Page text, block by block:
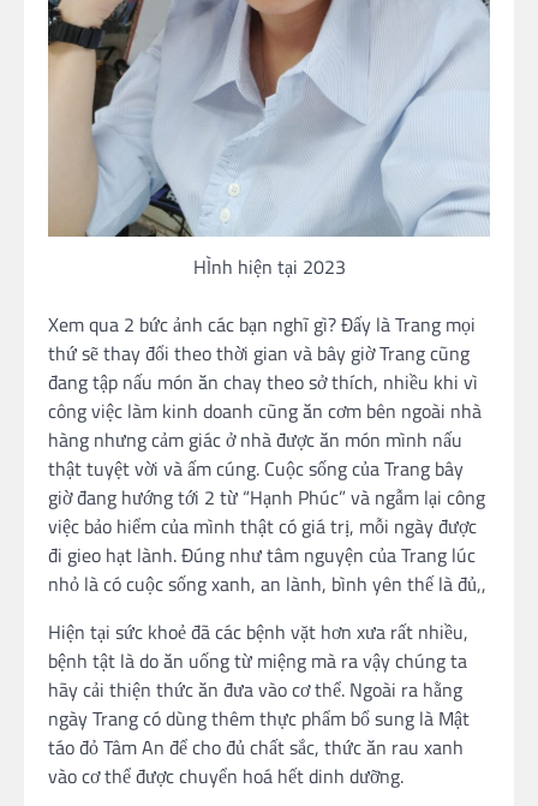
HÌnh hiện tại 2023
Xem qua 2 bức ảnh các bạn nghĩ gì? Đấy là Trang mọi
thứ sẽ thay đổi theo thời gian và bây giờ Trang cũng
đang tập nấu món ăn chay theo sở thích, nhiều khi vì
công việc làm kinh doanh cũng ăn cơm bên ngoài nhà
hàng nhưng cảm giác ở nhà được ăn món mình nấu
thật tuyệt vời và ấm cúng. Cuộc sống của Trang bây
giờ đang hướng tới 2 từ “Hạnh Phúc” và ngẫm lại công
việc bảo hiểm của mình thật có giá trị, mỗi ngày được
đi gieo hạt lành. Đúng như tâm nguyện của Trang lúc
nhỏ là có cuộc sống xanh, an lành, bình yên thế là đủ,,
Hiện tại sức khoẻ đã các bệnh vặt hơn xưa rất nhiều,
bệnh tật là do ăn uống từ miệng mà ra vậy chúng ta
hãy cải thiện thức ăn đưa vào cơ thể. Ngoài ra hằng
ngày Trang có dùng thêm thực phẩm bổ sung là Mật
táo đỏ Tâm An để cho đủ chất sắc, thức ăn rau xanh
vào cơ thể được chuyển hoá hết dinh dưỡng.